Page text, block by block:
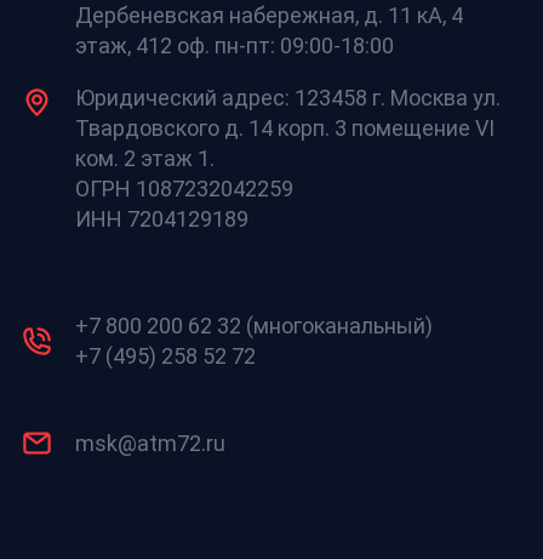
Дербеневская набережная, д. 11 кА, 4
этаж, 412 оф. пн-пт: 09:00-18:00
Юридический адрес: 123458 г. Москва ул.
Твардовского д. 14 корп. 3 помещение VI
ком. 2 этаж 1.
ОГРН 1087232042259
ИНН 7204129189
+7 800 200 62 32 (многоканальный)
+7 (495) 258 52 72
msk@atm72.ru